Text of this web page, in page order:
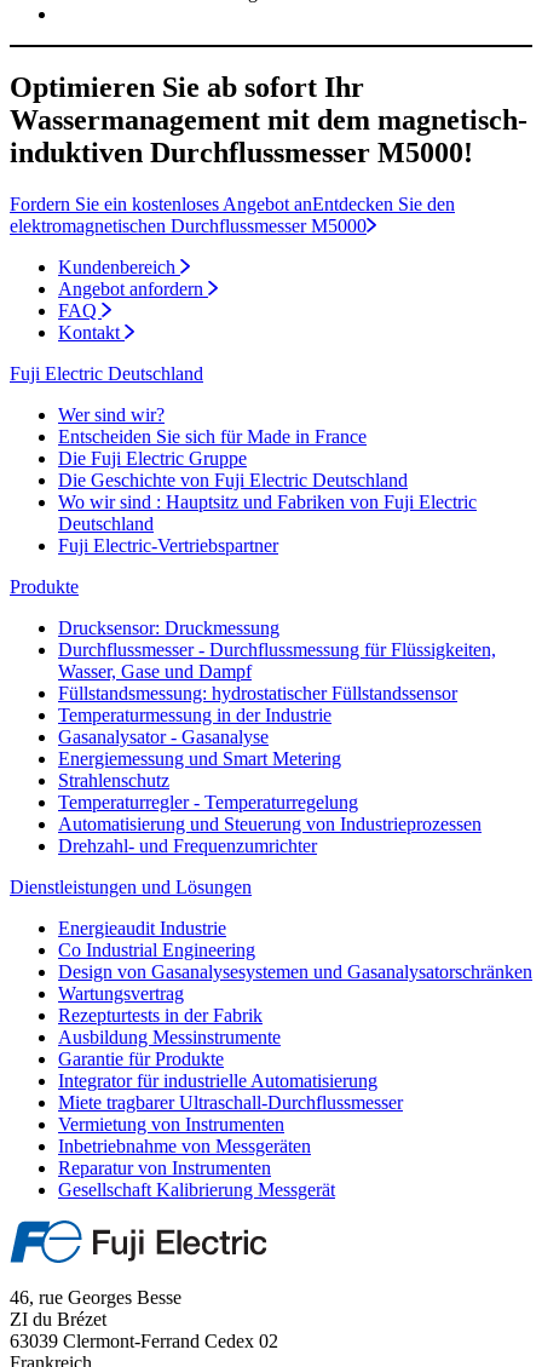
Optimieren Sie ab sofort Ihr
Wassermanagement mit dem magnetisch-
induktiven Durchflussmesser M5000!
Fordern Sie ein kostenloses Angebot anEntdecken Sie den
elektromagnetischen Durchflussmesser M5000
Kundenbereich
Angebot anfordern
FAQ
Kontakt
Fuji Electric Deutschland
Wer sind wir?
Entscheiden Sie sich für Made in France
Die Fuji Electric Gruppe
Die Geschichte von Fuji Electric Deutschland
Wo wir sind : Hauptsitz und Fabriken von Fuji Electric
Deutschland
Fuji Electric-Vertriebspartner
Produkte
Drucksensor: Druckmessung
Durchflussmesser - Durchflussmessung für Flüssigkeiten,
Wasser, Gase und Dampf
Füllstandsmessung: hydrostatischer Füllstandssensor
Temperaturmessung in der Industrie
Gasanalysator - Gasanalyse
Energiemessung und Smart Metering
Strahlenschutz
Temperaturregler - Temperaturregelung
Automatisierung und Steuerung von Industrieprozessen
Drehzahl- und Frequenzumrichter
Dienstleistungen und Lösungen
Energieaudit Industrie
Co Industrial Engineering
Design von Gasanalysesystemen und Gasanalysatorschränken
Wartungsvertrag
Rezepturtests in der Fabrik
Ausbildung Messinstrumente
Garantie für Produkte
Integrator für industrielle Automatisierung
Miete tragbarer Ultraschall-Durchflussmesser
Vermietung von Instrumenten
Inbetriebnahme von Messgeräten
Reparatur von Instrumenten
Gesellschaft Kalibrierung Messgerät
46, rue Georges Besse
ZI du Brézet
63039 Clermont-Ferrand Cedex 02
Frankreich